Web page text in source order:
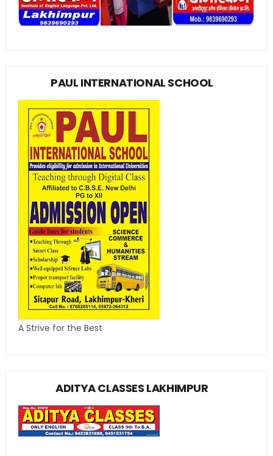
PAUL INTERNATIONAL SCHOOL
A Strive for the Best
ADITYA CLASSES LAKHIMPUR